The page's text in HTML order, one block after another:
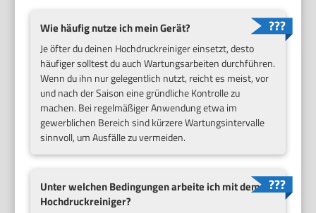
Wie häufig nutze ich mein Gerät?
Je öfter du deinen Hochdruckreiniger einsetzt, desto
häufiger solltest du auch Wartungsarbeiten durchführen.
Wenn du ihn nur gelegentlich nutzt, reicht es meist, vor
und nach der Saison eine gründliche Kontrolle zu
machen. Bei regelmäßiger Anwendung etwa im
gewerblichen Bereich sind kürzere Wartungsintervalle
sinnvoll, um Ausfälle zu vermeiden.
Unter welchen Bedingungen arbeite ich mit dem
Hochdruckreiniger?